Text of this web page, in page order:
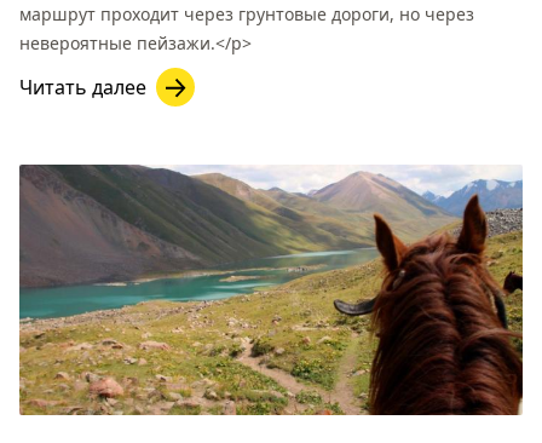
маршрут проходит через грунтовые дороги, но через
невероятные пейзажи.</p>
Читать далее